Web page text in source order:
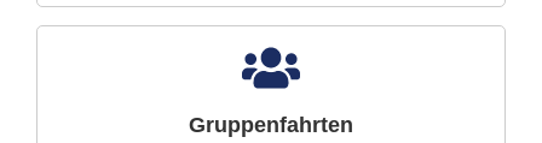
Gruppenfahrten